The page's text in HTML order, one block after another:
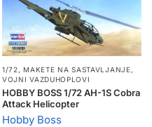
1/72,MAKETE NA SASTAVLJANJE,
VOJNI VAZDUHOPLOVI
HOBBY BOSS 1/72 AH-1S Cobra
Attack Helicopter
Hobby Boss